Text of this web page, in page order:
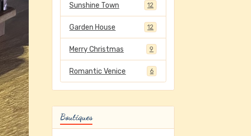
Sunshine Town 12
Garden House 12
Merry Christmas 9
Romantic Venice 6
Boutiques